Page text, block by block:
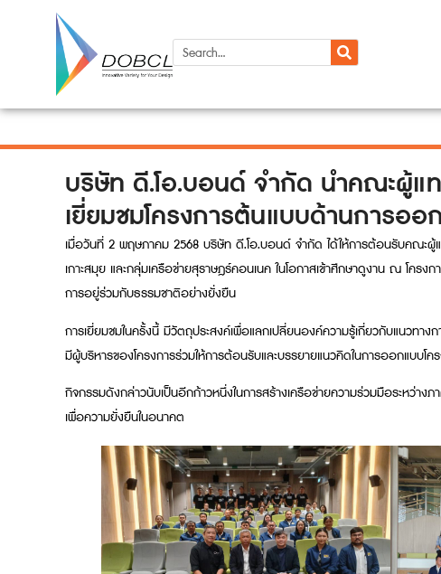
บริษัท ดี.โอ.บอนด์ จำกัด นำคณะผู้แ
เยี่ยมชมโครงการต้นแบบด้านการอ
เมื่อวันที่ 2 พฤษภาคม 2568 บริษัท ดี.โอ.บอนด์ จำกัด ได้ให้การต้อนรับคณ
เกาะสมุย และกลุ่มเครือข่ายสุราษฎร์คอนเนค ในโอกาสเข้าศึกษาดูงาน ณ โครงก
การอยู่ร่วมกับธรรมชาติอย่างยั่งยืน
การเยี่ยมชมในครั้งนี้ มีวัตถุประสงค์เพื่อแลกเปลี่ยนองค์ความรู้เกี่ยวกับแนวท
มีผู้บริหารของโครงการร่วมให้การต้อนรับและบรรยายแนวคิดในการออกแบบโค
กิจกรรมดังกล่าวนับเป็นอีกก้าวหนึ่งในการสร้างเครือข่ายความร่วมมือระหว่
เพื่อความยั่งยืนในอนาคต